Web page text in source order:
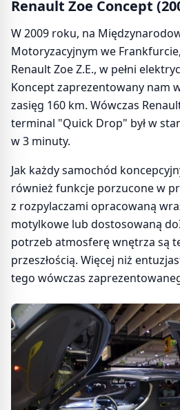
Renault Zoe Concept
W 2009 roku, na
Motoryzacyjnym we
Renault Zoe Z.E., w pełni
Koncept zaprezentowany nam
zasięg 160 km. Wówczas
terminal "Quick Drop" był w
w 3 minuty.
Jak każdy samochód
również funkcje porzucone w
z rozpylaczami opracowaną
motylkowe lub dostosowaną
potrzeb atmosferę wnętrza są
przeszłością. Więcej niż
tego wówczas